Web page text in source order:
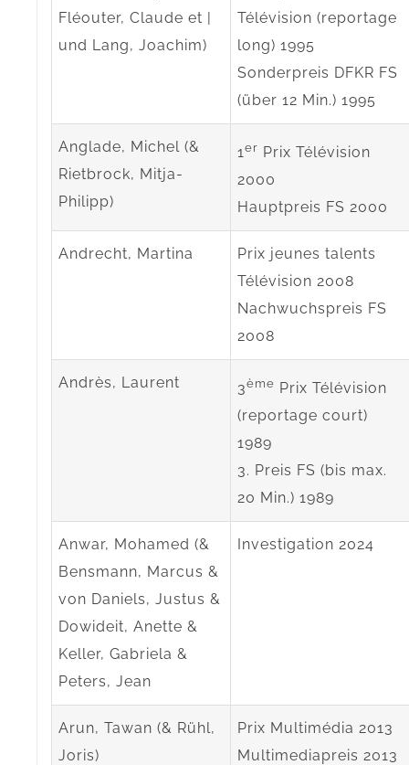
Fléouter, Claude et |
und Lang, Joachim)
Télévision (reportage
long) 1995
Sonderpreis DFKR FS
(über 12 Min.) 1995
Anglade, Michel (&
Rietbrock, Mitja-
Philipp)
1er Prix Télévision
2000
Hauptpreis FS 2000
Andrecht, Martina
Prix jeunes talents
Télévision 2008
Nachwuchspreis FS
2008
Andrès, Laurent 3ème Prix Télévision
(reportage court)
1989
3. Preis FS (bis max.
20 Min.) 1989
Anwar, Mohamed (&
Bensmann, Marcus &
von Daniels, Justus &
Dowideit, Anette &
Keller, Gabriela &
Peters, Jean
Investigation 2024
Arun, Tawan (& Rühl,
Joris)
Prix Multimédia 2013
Multimediapreis 2013